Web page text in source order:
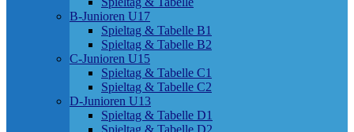
B-Junioren U17
Spieltag & Tabelle B1
Spieltag & Tabelle B2
C-Junioren U15
Spieltag & Tabelle C1
Spieltag & Tabelle C2
D-Junioren U13
Spieltag & Tabelle D1
Spieltag & Tabelle D2